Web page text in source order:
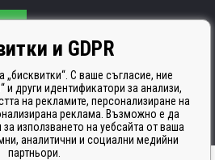
сертифицирани GDPR
„бисквитки“. С ваше съгласие, ние
и други идентификатори за анализи,
на рекламите, персонализиране на
реклама. Възможно е да
използването на уебсайта от ваша
аналитични и социални медийни
партньори.